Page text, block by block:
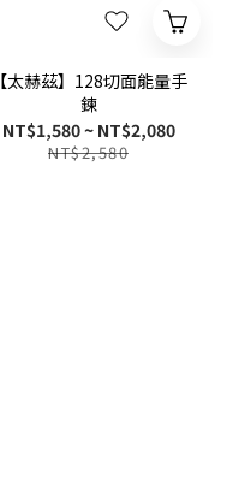
【太赫茲】128切面能量手
鍊
NT$1,580 ~ NT$2,080
NT$2,580